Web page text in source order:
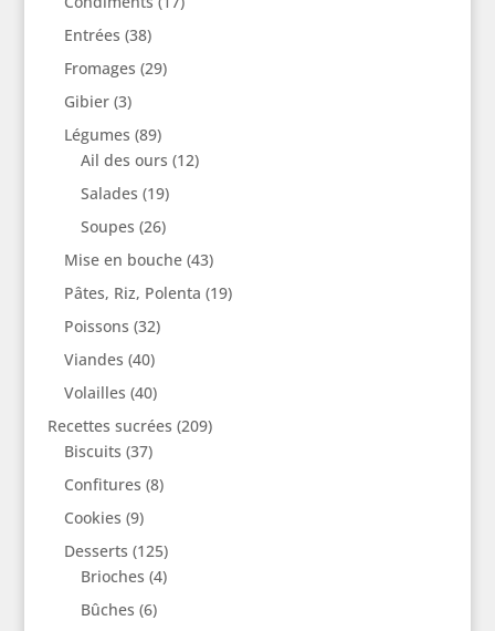
Entrées (38)
Fromages (29)
Gibier(3)
Légumes (89)
Ail des ours (12)
Salades (19)
Soupes (26)
Mise en bouche(43)
Pâtes, Riz, Polenta (19)
Poissons (32)
Viandes (40)
Volailles (40)
Recettes sucrées (209)
Biscuits (37)
Confitures (8)
Cookies (9)
Desserts (125)
Brioches (4)
Bûches (6)